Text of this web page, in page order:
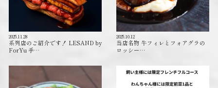
2025.11.28
系列店のご紹介です！ LESAND by
ForYu 手…
2025.10.12
当店名物 牛フィレとフォアグラの
ロッシー…